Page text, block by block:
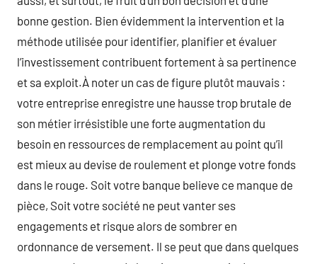
bonne gestion. Bien évidemment la intervention et la
méthode utilisée pour identifier, planifier et évaluer
l’investissement contribuent fortement à sa pertinence
et sa exploit.À noter un cas de figure plutôt mauvais :
votre entreprise enregistre une hausse trop brutale de
son métier irrésistible une forte augmentation du
besoin en ressources de remplacement au point qu’il
est mieux au devise de roulement et plonge votre fonds
dans le rouge. Soit votre banque believe ce manque de
pièce, Soit votre société ne peut vanter ses
engagements et risque alors de sombrer en
ordonnance de versement. Il se peut que dans quelques